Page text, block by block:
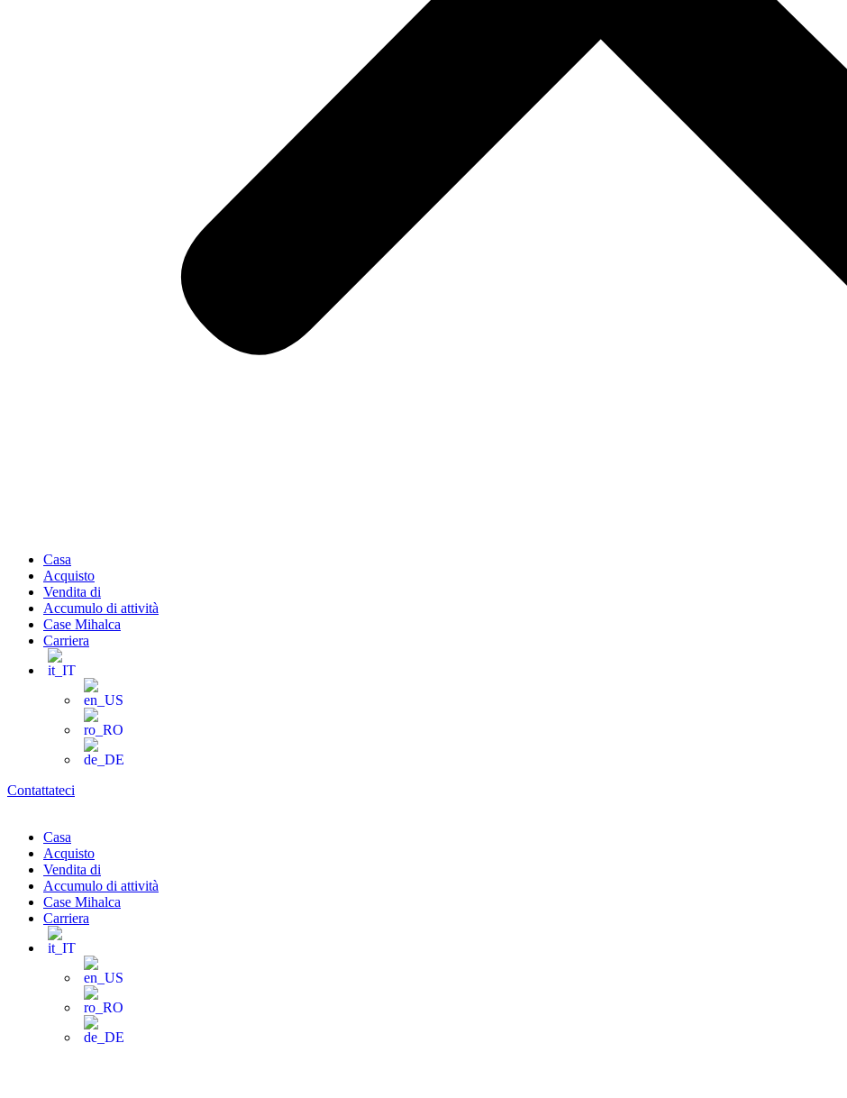
Casa
Acquisto
Vendita di
Accumulo di attività
Case Mihalca
Carriera
Contattateci
Casa
Acquisto
Vendita di
Accumulo di attività
Case Mihalca
Carriera